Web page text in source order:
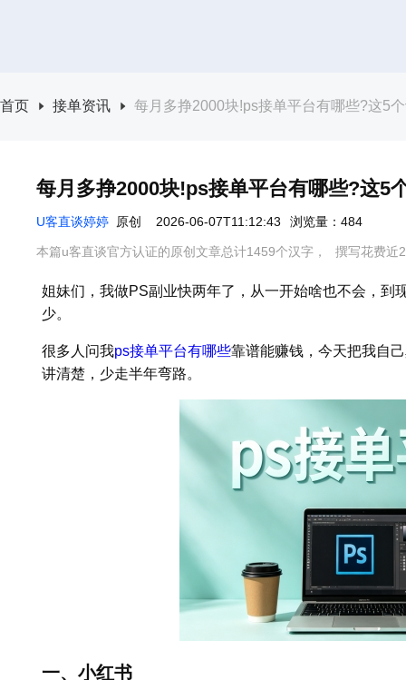
首页 接单资讯 每月多挣2000块!ps接单平台有哪些?这5
每月多挣2000块!ps接单平台有哪些?这5
U客直谈婷婷 原创 2026-06-07T11:12:43 浏览量：484
本篇u客直谈官方认证的原创文章总计1459个汉字， 撰写花费近
姐妹们，我做PS副业快两年了，从一开始啥也不会，到
少。
很多人问我ps接单平台有哪些靠谱能赚钱，今天把我自
讲清楚，少走半年弯路。
一、小红书